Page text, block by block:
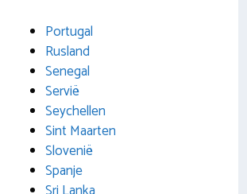
Portugal
Rusland
Senegal
Servië
Seychellen
Sint Maarten
Slovenië
Spanje